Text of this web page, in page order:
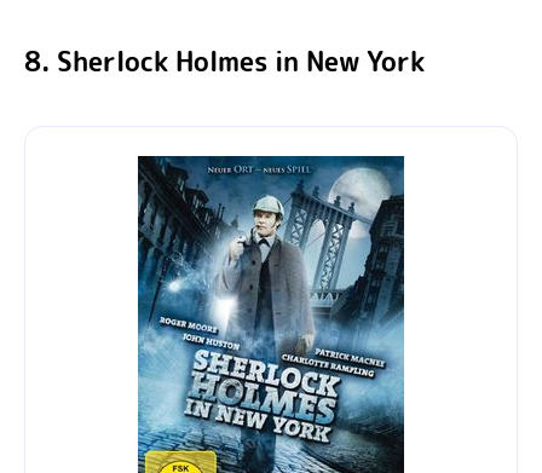
8. Sherlock Holmes in New York